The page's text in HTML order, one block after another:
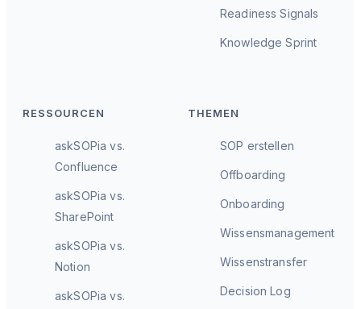
Readiness Signals
Knowledge Sprint
RESSOURCEN
askSOPia vs.
Confluence
askSOPia vs.
SharePoint
askSOPia vs.
Notion
askSOPia vs.
THEMEN
SOP erstellen
Offboarding
Onboarding
Wissensmanagement
Wissenstransfer
Decision Log